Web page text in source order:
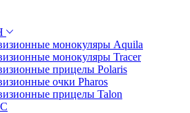
монокуляры Aquila
монокуляры Tracer
прицелы Polaris
очки Pharos
прицелы Talon